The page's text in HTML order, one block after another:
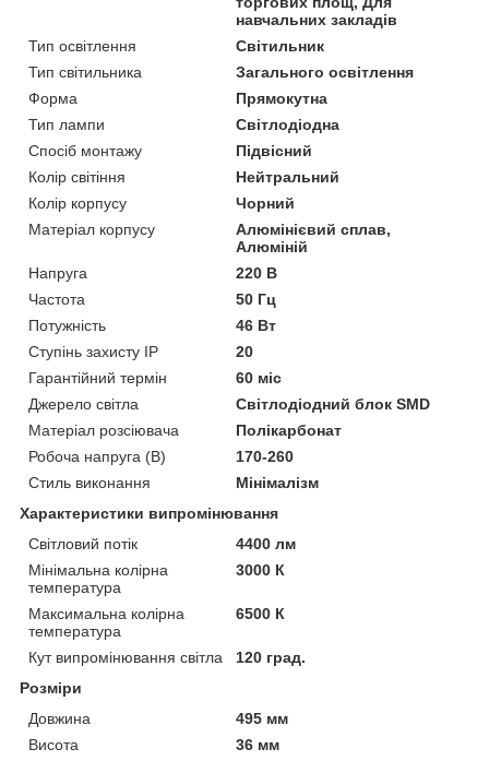
навчальних закладів
Тип освітлення
Світильник
Тип світильника
Загального освітлення
Форма
Прямокутна
Тип лампи
Світлодіодна
Спосіб монтажу
Підвісний
Колір світіння
Нейтральний
Колір корпусу
Чорний
Матеріал корпусу
Алюмінієвий сплав,
Алюміній
Напруга
220 В
Частота
50 Гц
Потужність
46 Вт
Ступінь захисту IP
20
Гарантійний термін
60 міс
Джерело світла
Світлодіодний блок SMD
Матеріал розсіювача
Полікарбонат
Робоча напруга (В)
170-260
Стиль виконання
Мінімалізм
Характеристики випромінювання
Світловий потік
4400 лм
Мінімальна колірна
температура
3000 К
Максимальна колірна
температура
6500 К
Кут випромінювання світла
120 град.
Розміри
Довжина
495 мм
Висота
36 мм